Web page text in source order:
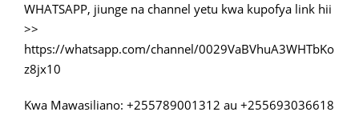
WHATSAPP, jiunge na channel yetu kwa kupofya link hii
>>
https://whatsapp.com/channel/0029VaBVhuA3WHTbKo
z8jx10
Kwa Mawasiliano: +255789001312 au +255693036618